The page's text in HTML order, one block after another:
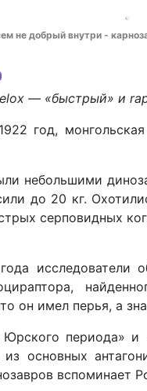
не добрый внутри -
— «быстрый» и
1922 год,
небольшими
до 20 кг.
серповидных
исследователи
он имел перья, а
периода» и
основных
вспоминает